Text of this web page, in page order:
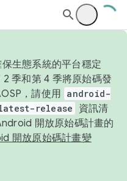
生態系統的平台穩定
季和第 4 季將原始碼發
，請使用 android-
release
資訊清
開放原始碼計畫的
開放原始碼計畫變